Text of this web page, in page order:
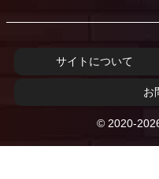
サイトについて
お
© 2020-